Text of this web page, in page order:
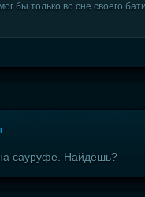
бы только во сне своего
сауруфе. Найдёшь?